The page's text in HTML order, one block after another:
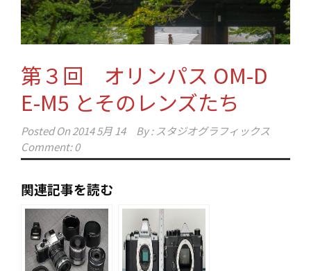
第３回 オリンパス OM-D
E-M5 とそのレンズたち
Posted On2014 5月 14 By : スタジオグラフィックス
Comment: 0
関連記事を読む